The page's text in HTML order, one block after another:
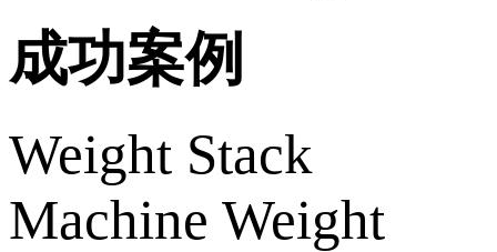
成功案例
Weight Stack
Machine Weight